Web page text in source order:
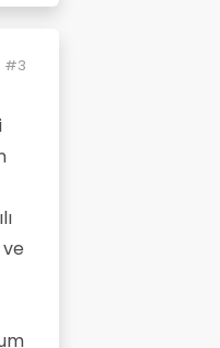
#3